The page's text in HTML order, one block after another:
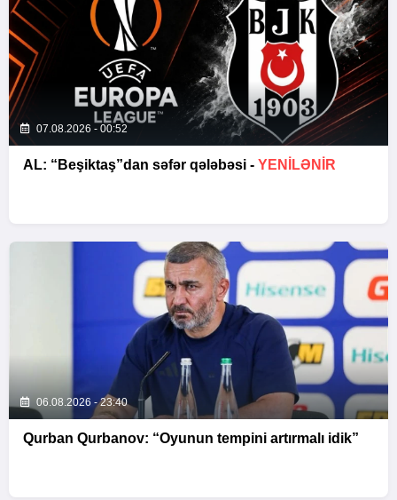
07.08.2026 - 00:52
AL: “Beşiktaş”dan səfər qələbəsi - YENİLƏNİR
06.08.2026 - 23:40
Qurban Qurbanov: “Oyunun tempini artırmalı idik”